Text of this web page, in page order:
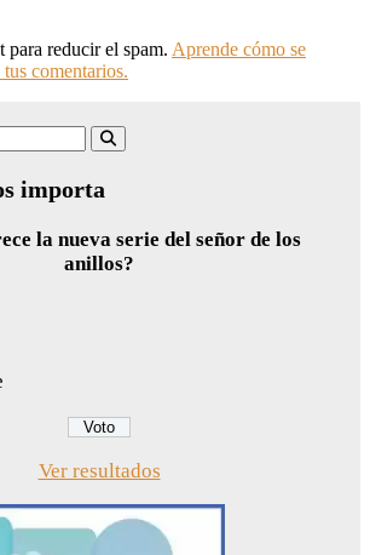
para reducir el spam. Aprende cómo se
comentarios.
importa
la nueva serie del señor de los
anillos?
Ver resultados